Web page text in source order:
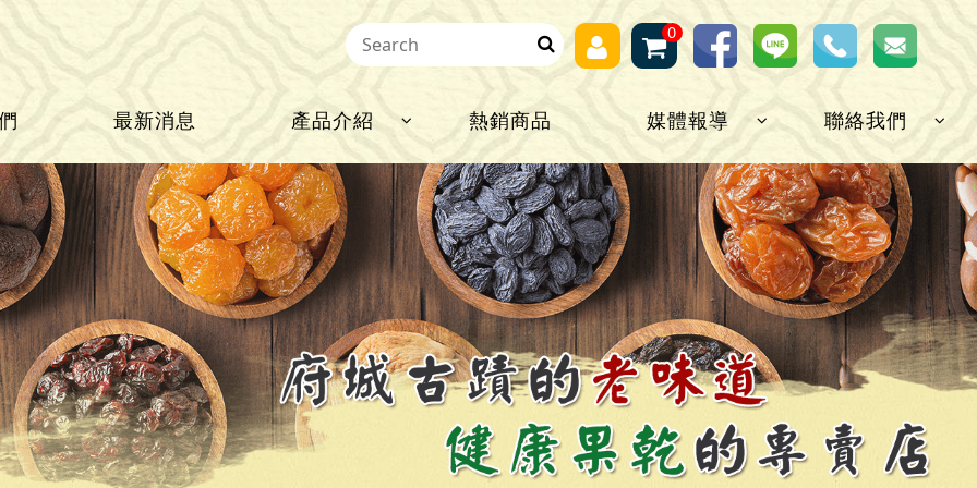
0
最新消息 產品介紹 熱銷商品 媒體報導 聯絡我們